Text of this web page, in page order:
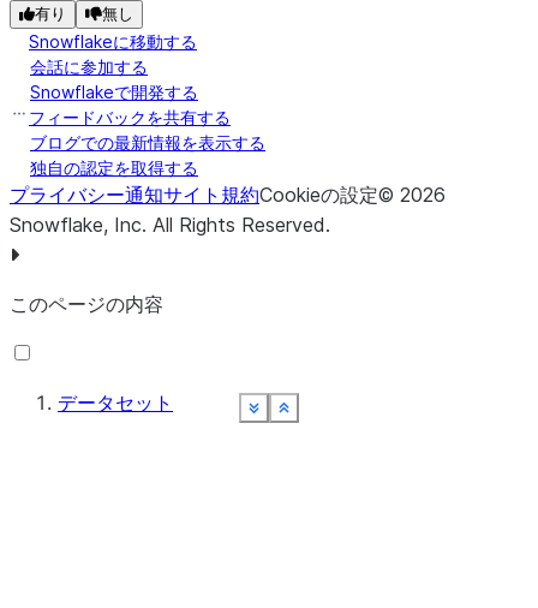
Show less
See moreShow less
See moreShow less
See moreShow less
See moreShow less
See moreShow less
See more
有り 無し
Snowflakeに移動する
会話に参加する
Snowflakeで開発する
フィードバックを共有する
ブログでの最新情報を表示する
独自の認定を取得する
プライバシー通知サイト規約Cookieの設定© 2026
Snowflake, Inc. All Rights Reserved.
このページの内容
データセット